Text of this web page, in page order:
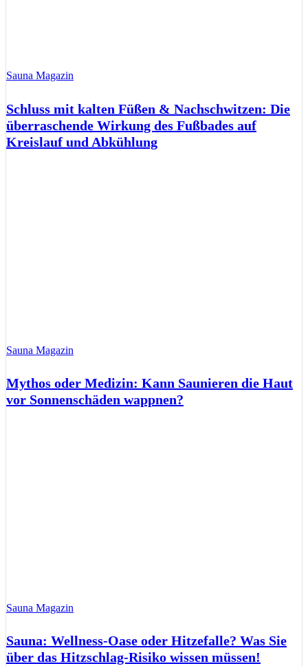
Sauna Magazin
Schluss mit kalten Füßen & Nachschwitzen: Die
überraschende Wirkung des Fußbades auf
Kreislauf und Abkühlung
Sauna Magazin
Mythos oder Medizin: Kann Saunieren die Haut
vor Sonnenschäden wappnen?
Sauna Magazin
Sauna: Wellness-Oase oder Hitzefalle? Was Sie
über das Hitzschlag-Risiko wissen müssen!